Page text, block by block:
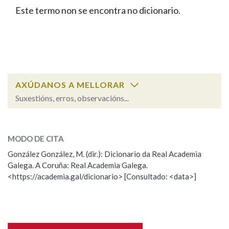
FIGURAS HOMENAXEADAS
PORTAL DAS PALABRAS
Facebook
TwitterYoutubeInstagram
Bluesky
BUSCAR NOS LEMAS
Remata por
BUSCAR NO CONTIDO
Nas definicións
Este termo non se encontra no dicionario.
AXÚDANOS A MELLORAR
Suxestións, erros, observacións...
Observación
Nome
MODO DE CITA
González González, M. (dir.): Dicionario da Real Academia
Galega. A Coruña: Real Academia Galega.
<https://academia.gal/dicionario> [Consultado: <data>]